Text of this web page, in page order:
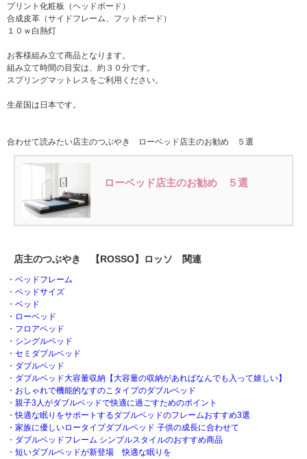
プリント化粧板（ヘッドボード）
合成皮革（サイドフレーム、フットボード）
１０ｗ白熱灯
お客様組み立て商品となります。
組み立て時間の目安は、約３０分です。
スプリングマットレスをご利用ください。
生産国は日本です。
合わせて読みたい店主のつぶやき ローベッド店主のお勧め ５選
ローベッド店主のお勧め ５選
店主のつぶやき 【ROSSO】ロッソ 関連
・ ベッドフレーム
・ ベッドサイズ
・ ベッド
・ ローベッド
・ フロアベッド
・ シングルベッド
・ セミダブルベッド
・ ダブルベッド
・ ダブルベッド大容量収納【大容量の収納があればなんでも入って嬉しい】
・ おしゃれで機能的なすのこタイプのダブルベッド
・ 親子3人がダブルベッドで快適に過ごすためのポイント
・快適な眠りをサポートするダブルベッドのフレームおすすめ3選
・ 家族に優しいロータイプダブルベッド 子供の成長に合わせて
・ ダブルベッドフレーム シンプルスタイルのおすすめ商品
・ 短いダブルベッドが新登場 快適な眠りを